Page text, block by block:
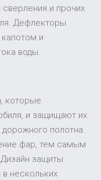
и прочих
Дефлекторы
и
воды.
которые
и защищают их
дорожного полотна.
фар, тем самым
защиты
нескольких